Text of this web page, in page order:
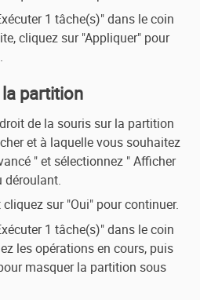
1 tâche(s)" dans le coin
cliquez sur "Appliquer" pour
partition
de la souris sur la partition
et à laquelle vous souhaitez
" et sélectionnez " Afficher
déroulant.
sur "Oui" pour continuer.
1 tâche(s)" dans le coin
les opérations en cours, puis
masquer la partition sous